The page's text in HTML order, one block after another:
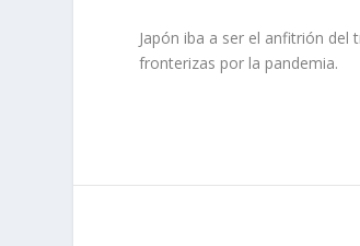
Japón iba a ser el anfitrión
fronterizas por la pandemia.